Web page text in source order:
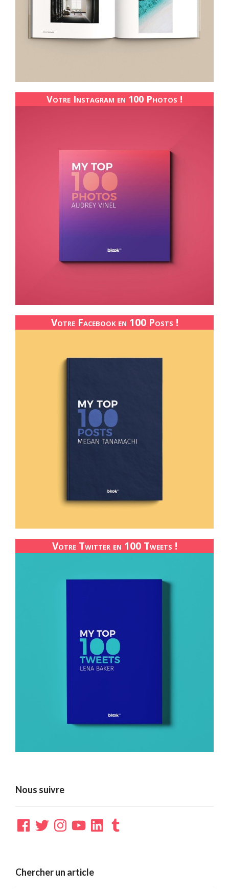
Votre Instagram en 100 Photos !
Votre Facebook en 100 Posts !
Votre Twitter en 100 Tweets !
Nous suivre
Facebook
TwitterInstagramYouTubeLinkedInTumblr
Chercher un article